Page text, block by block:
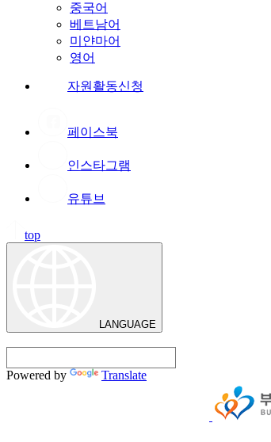
중국어
베트남어
미얀마어
영어
자원활동신청
페이스북
인스타그램
유튜브
top
LANGUAGE
Powered by Translate